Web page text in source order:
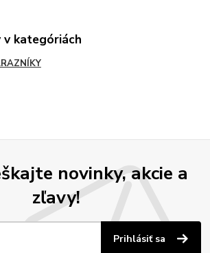
v kategóriách
novinky, akcie a
zľavy!
Prihlásiť sa